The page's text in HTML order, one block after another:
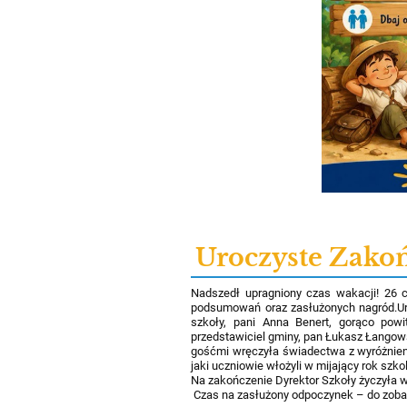
Uroczyste
Nadszedł upragniony czas wakacji! 26
podsumowań oraz zasłużonych
szkoły, pani Anna Benert, gorąco
przedstawiciel gminy, pan Łukasz
gośćmi wręczyła świadectwa z
jaki uczniowie włożyli w mijający rok
Na zakończenie Dyrektor Szkoły
Czas na zasłużony odpoczynek – do